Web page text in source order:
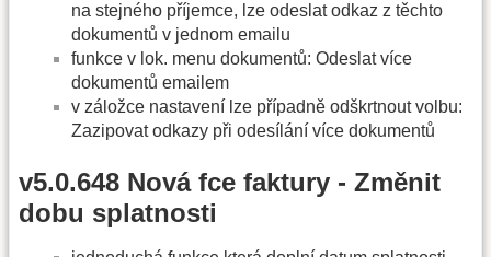
na stejného příjemce, lze odeslat odkaz z těchto
dokumentů v jednom emailu
funkce v lok. menu dokumentů: Odeslat více
dokumentů emailem
v záložce nastavení lze případně odškrtnout volbu:
Zazipovat odkazy při odesílání více dokumentů
v5.0.648 Nová fce faktury - Změnit
dobu splatnosti